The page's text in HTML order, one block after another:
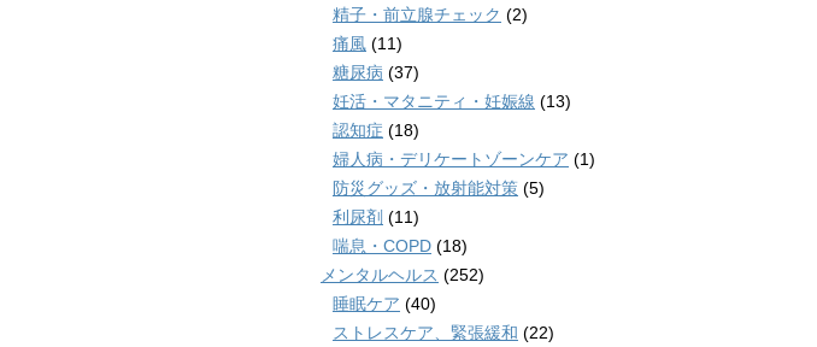
精子・前立腺チェック (2)
痛風 (11)
糖尿病 (37)
妊活・マタニティ・妊娠線 (13)
認知症 (18)
婦人病・デリケートゾーンケア (1)
防災グッズ・放射能対策 (5)
利尿剤 (11)
喘息・COPD (18)
メンタルヘルス (252)
睡眠ケア (40)
ストレスケア、緊張緩和 (22)